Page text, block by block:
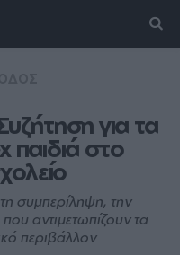
για τα
παιδιά στο
συμπερίληψη, την
αντιμετωπίζουν τα
περιβάλλον